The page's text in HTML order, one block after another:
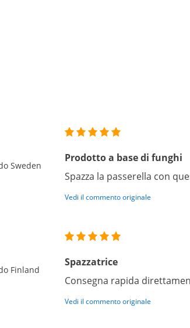
Sweden
Prodotto a base di funghi
Spazza la passerella con
Vedi il commento originale
Finland
Spazzatrice
Consegna rapida
Vedi il commento originale